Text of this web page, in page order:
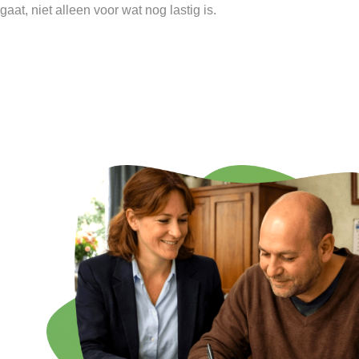
gaat, niet alleen voor wat nog lastig is.